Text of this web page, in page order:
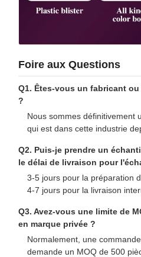
Foire aux Questions
Q1. Êtes-vous un fabricant
?
Nous sommes définitivement
qui est dans cette industrie
Q2. Puis-je prendre un
le délai de livraison pour
3-5 jours pour la préparation
4-7 jours pour la livraison
Q3. Avez-vous une limite de
en marque privée ?
Normalement, une
demande un MOQ de 500